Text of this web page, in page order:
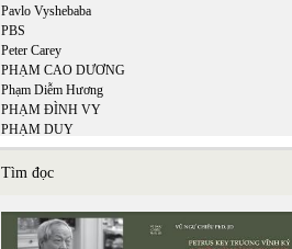
Pavlo Vyshebaba
PBS
Peter Carey
PHẠM CAO DƯƠNG
Phạm Diễm Hương
PHẠM ĐÌNH VY
PHẠM DUY
Phạm Hiền Mây
Phạm Hoàng Quân
PHẠM HỒNG SƠN
Phạm Mạnh Hào chuyển ngữ
Tìm đọc